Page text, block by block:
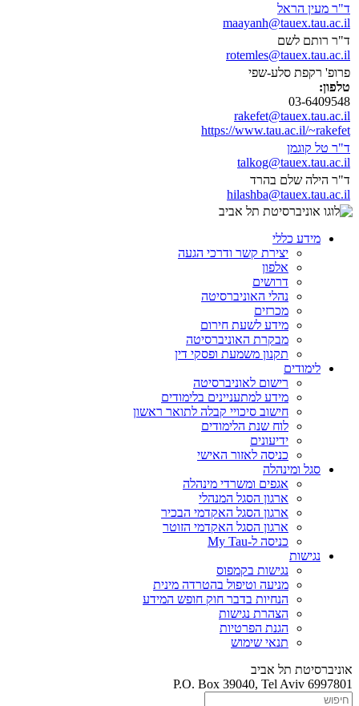
ד"ר מעין הראל
maayanh@tauex.tau.ac.il
ד"ר רותם לשם
rotemles@tauex.tau.ac.il
פרופ' רקפת סלע-שפי
טלפון:
03-6409548
rakefet@tauex.tau.ac.il
https://www.tau.ac.il/~rakefet
ד"ר טל קוגמן
talkog@tauex.tau.ac.il
ד"ר הילה שלם בהרד
hilashba@tauex.tau.ac.il
מידע כללי
יצירת קשר ודרכי הגעה
אלפון
דרושים
נהלי האוניברסיטה
מכרזים
מידע לשעת חירום
מבקרת האוניברסיטה
תקנון משמעת ופסקי דין
לימודים
רישום לאוניברסיטה
מידע למתעניינים בלימודים
חישוב סיכויי קבלה לתואר ראשון
לוח שנת הלימודים
ידיעונים
כניסה לאזור האישי
סגל ומינהלה
אגפים ומשרדי מינהלה
ארגון הסגל המנהלי
ארגון הסגל האקדמי הבכיר
ארגון הסגל האקדמי הזוטר
כניסה ל-My Tau
נגישות
נגישות בקמפוס
מניעה וטיפול בהטרדה מינית
הנחיות בדבר חוק חופש המידע
הצהרת נגישות
הגנת הפרטיות
תנאי שימוש
אוניברסיטת תל אביב
P.O. Box 39040, Tel Aviv 6997801